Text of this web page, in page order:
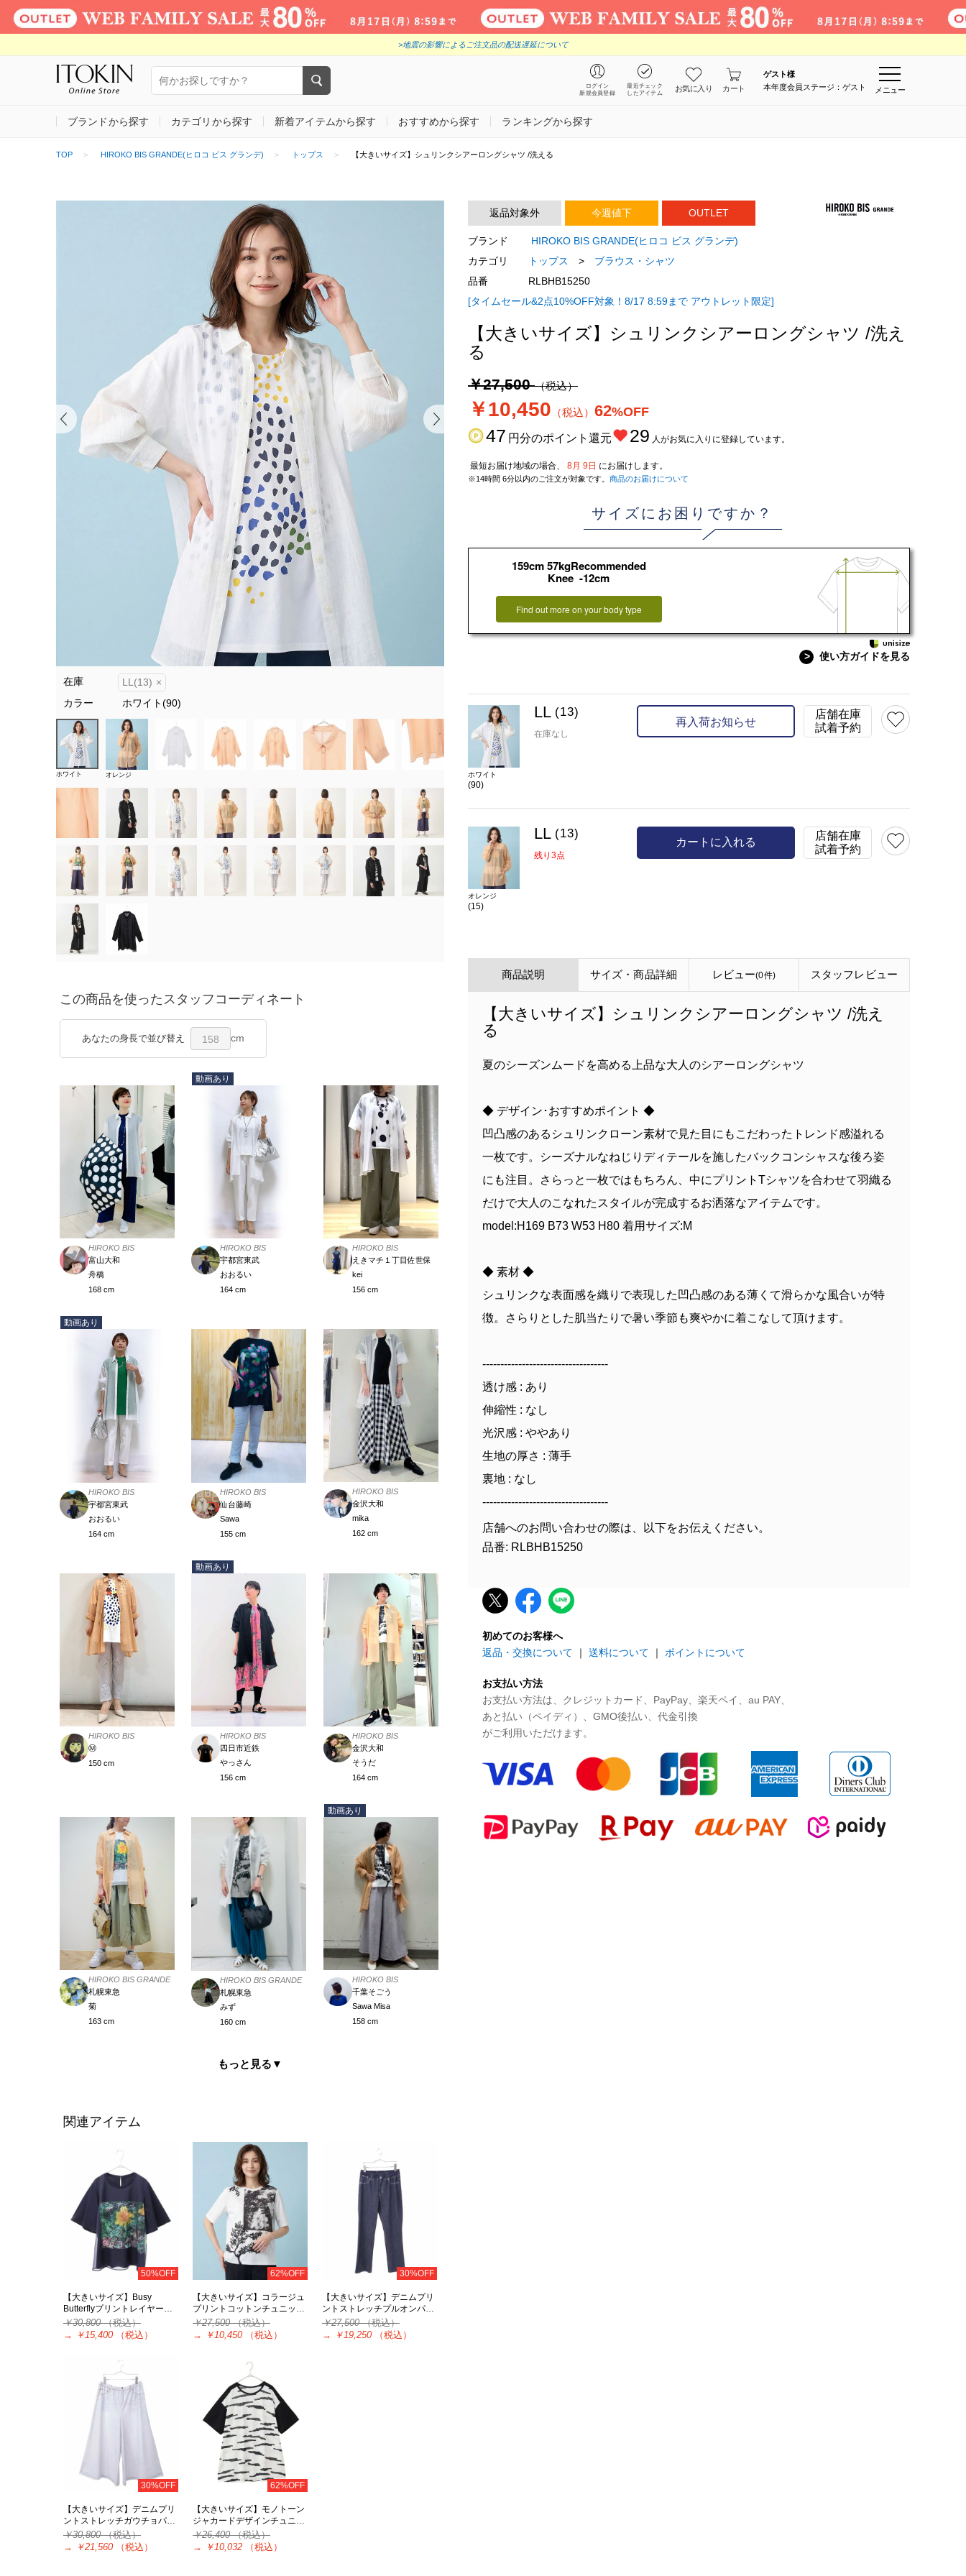
>地震の影響によるご注文品の配送遅延について
ログイン
新規会員登録
最近チェック
したアイテム
お気に入り カート
ゲスト様
本年度会員ステージ：ゲスト
メニュー
ブランドから探す カテゴリから探す 新着アイテムから探す おすすめから探す ランキングから探す
TOP HIROKO BIS GRANDE(ヒロコ ビス グランデ) トップス 【大きいサイズ】シュリンクシアーロングシャツ /洗える
在庫 LL(13) ×
カラー
ホワイト(90)
カラー
オレンジ(15)
ホワイト オレンジ
この商品を使ったスタッフコーディネート
あなたの身長で並び替え 158 cm
HIROKO BIS
富山大和
舟橋
168 cm
動画あり
HIROKO BIS
宇都宮東武
おおるい
164 cm
HIROKO BIS
えきマチ１丁目佐世保
kei
156 cm
動画あり
HIROKO BIS
宇都宮東武
おおるい
164 cm
HIROKO BIS
仙台藤崎
Sawa
155 cm
HIROKO BIS
金沢大和
mika
162 cm
HIROKO BIS
Ⓜ️
150 cm
動画あり
HIROKO BIS
四日市近鉄
やっさん
156 cm
HIROKO BIS
金沢大和
そうだ
164 cm
HIROKO BIS GRANDE
札幌東急
菊
163 cm
HIROKO BIS GRANDE
札幌東急
みず
160 cm
動画あり
HIROKO BIS
千葉そごう
Sawa Misa
158 cm
もっと見る ▼
関連アイテム
50%OFF
【大きいサイズ】Busy
Butterflyプリントレイヤー…
￥30,800（税込）
→
￥15,400 （税込）
62%OFF
【大きいサイズ】コラージュ
プリントコットンチュニッ…
￥27,500（税込）
→
￥10,450 （税込）
30%OFF
【大きいサイズ】デニムプリ
ントストレッチプルオンパ…
￥27,500（税込）
→
￥19,250 （税込）
30%OFF
【大きいサイズ】デニムプリ
ントストレッチガウチョパ…
￥30,800（税込）
→
￥21,560 （税込）
62%OFF
【大きいサイズ】モノトーン
ジャカードデザインチュニ…
￥26,400（税込）
→
￥10,032 （税込）
返品対象外 今週値下 OUTLET
ブランド
HIROKO BIS GRANDE(ヒロコ ビス グランデ)
カテゴリ
トップス >
ブラウス・シャツ
品番
RLBHB15250
[タイムセール&2点10%OFF対象！8/17 8:59まで アウトレット限定]
【大きいサイズ】シュリンクシアーロングシャツ /洗え
る
￥27,500（税込）
￥10,450 （税込） 62%OFF
47 円分のポイント還元 29 人がお気に入りに登録しています。
最短お届け地域の場合、 8月 9日 にお届けします。
※14時間 6分以内のご注文が対象です。 商品のお届けについて
サイズにお困りですか？
159cm 57kgRecommended
Knee -12cm
Find out more on your body type
> 使い方ガイドを見る
ホワイト
(90)
LL (13)
在庫なし
再入荷お知らせ
店舗在庫
試着予約
オレンジ
(15)
LL (13)
残り3点
カートに入れる
店舗在庫
試着予約
商品説明 サイズ・商品詳細 レビュー(0件) スタッフ レビュー
【大きいサイズ】シュリンクシアーロングシャツ /洗え
る
夏のシーズンムードを高める上品な大人のシアーロングシャツ
◆ デザイン･おすすめポイント ◆
凹凸感のあるシュリンクローン素材で見た目にもこだわったトレンド感溢れる
一枚です。シーズナルなねじりディテールを施したバックコンシャスな後ろ姿
にも注目。さらっと一枚ではもちろん、中にプリントTシャツを合わせて羽織る
だけで大人のこなれたスタイルが完成するお洒落なアイテムです。
model:H169 B73 W53 H80 着用サイズ:M
◆ 素材 ◆
シュリンクな表面感を織りで表現した凹凸感のある薄くて滑らかな風合いが特
徴。さらりとした肌当たりで暑い季節も爽やかに着こなして頂けます。
-----------------------------------
透け感 : あり
伸縮性 : なし
光沢感 : ややあり
生地の厚さ : 薄手
裏地 : なし
-----------------------------------
店舗へのお問い合わせの際は、以下をお伝えください。
品番: RLBHB15250
初めてのお客様へ
返品・交換について ｜ 送料について ｜ ポイントについて
お支払い方法
お支払い方法は、クレジットカード、PayPay、楽天ペイ、au PAY、
あと払い（ペイディ）、GMO後払い、代金引換
がご利用いただけます。